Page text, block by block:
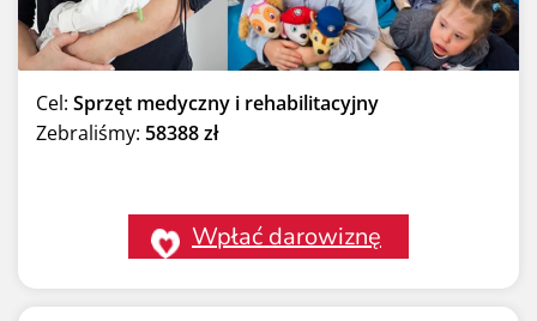
Cel: Sprzęt medyczny i rehabilitacyjny
Zebraliśmy: 58388 zł
Wpłać darowiznę